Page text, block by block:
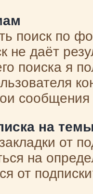
поиск по
не даёт
поиска я
на
от
на
от